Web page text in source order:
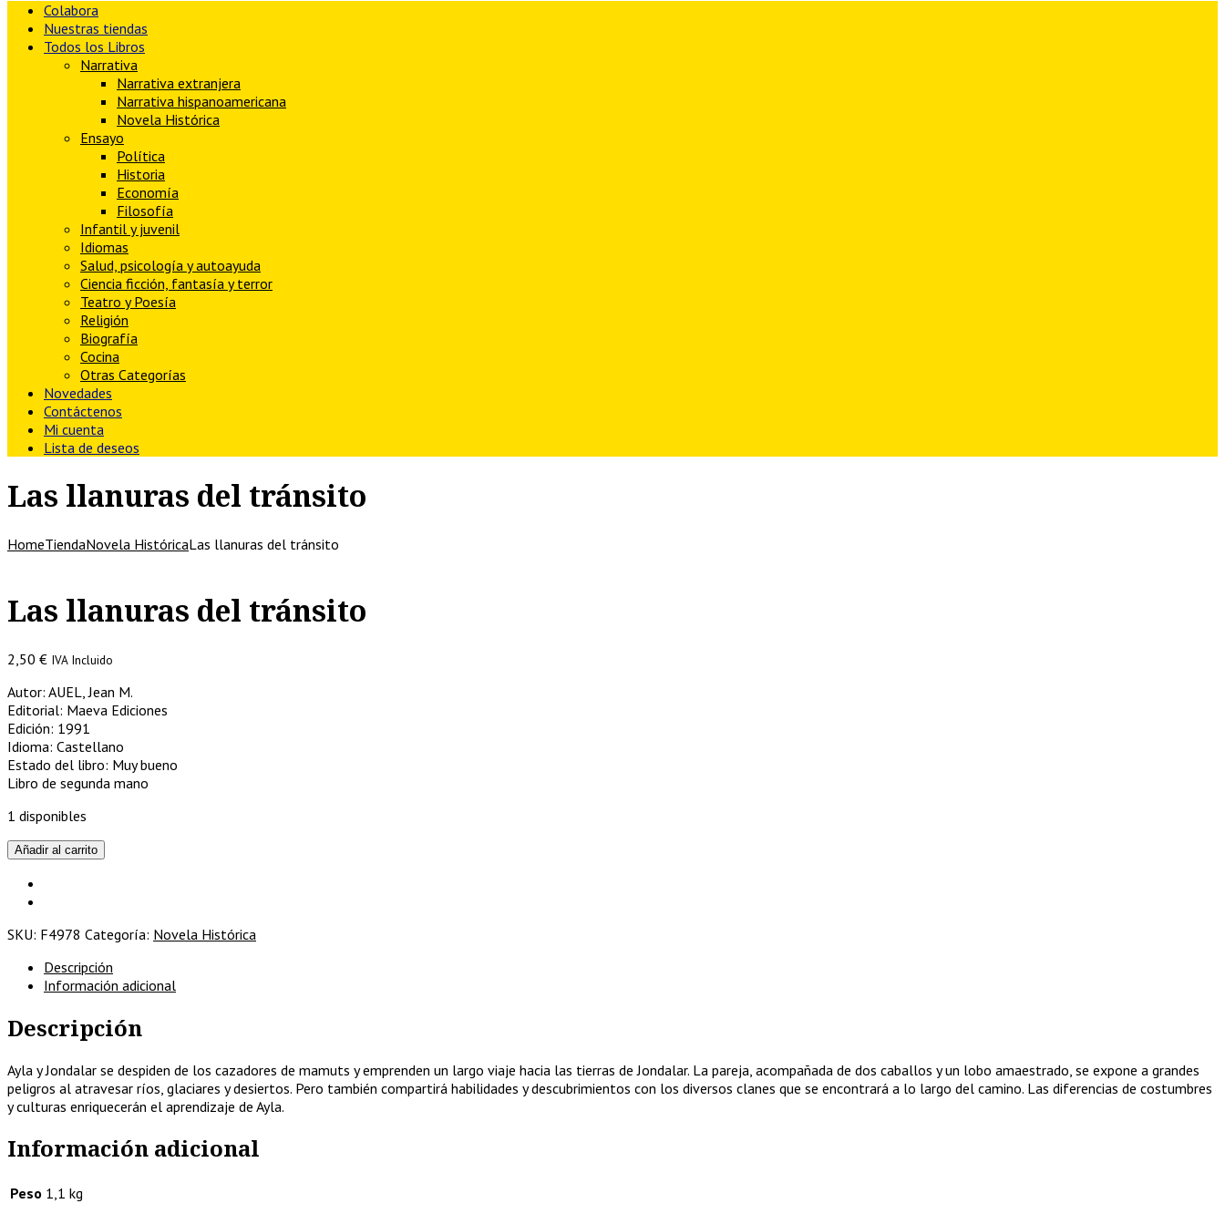
Colabora
Nuestras tiendas
Todos los Libros
Narrativa
Narrativa extranjera
Narrativa hispanoamericana
Novela Histórica
Ensayo
Política
Historia
Economía
Filosofía
Infantil y juvenil
Idiomas
Salud, psicología y autoayuda
Ciencia ficción, fantasía y terror
Teatro y Poesía
Religión
Biografía
Cocina
Otras Categorías
Novedades
Contáctenos
Mi cuenta
Lista de deseos
Las llanuras del tránsito
HomeTiendaNovela HistóricaLas llanuras del tránsito
Las llanuras del tránsito
2,50 € IVA Incluido
Autor: AUEL, Jean M.
Editorial: Maeva Ediciones
Edición: 1991
Idioma: Castellano
Estado del libro: Muy bueno
Libro de segunda mano
1 disponibles
Las
llanuras
tránsito
Añadir al carrito
SKU: F4978 Categoría: Novela Histórica
Descripción
Información adicional
Descripción
Ayla y Jondalar se despiden de los cazadores de mamuts y emprenden un largo viaje hacia las tierras de Jondalar. La pareja, acompañada de dos caballos y un lobo amaestrado, se expone a grandes
peligros al atravesar ríos, glaciares y desiertos. Pero también compartirá habilidades y descubrimientos con los diversos clanes que se encontrará a lo largo del camino. Las diferencias de costumbres
y culturas enriquecerán el aprendizaje de Ayla.
Información adicional
Peso 1,1 kg